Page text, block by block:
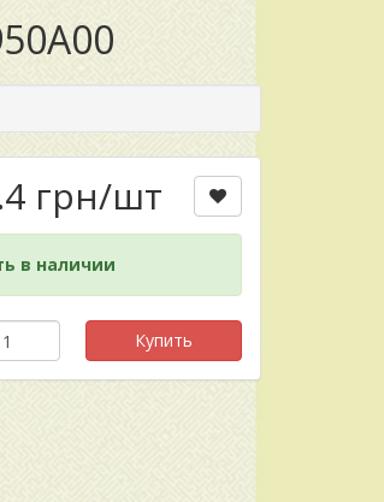
грн/шт
в наличии
Купить